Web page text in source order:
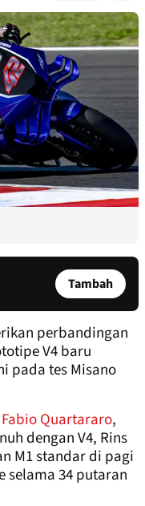
Tambah
perbandingan
V4 baru
pada tes Misano
Fabio Quartararo,
dengan V4, Rins
M1 standar di pagi
selama 34 putaran